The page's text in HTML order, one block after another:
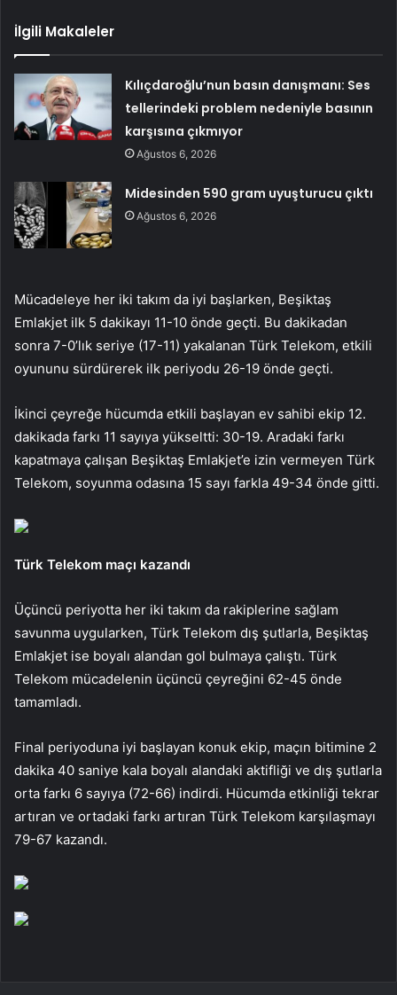
İlgili Makaleler
Kılıçdaroğlu’nun basın danışmanı: Ses
tellerindeki problem nedeniyle basının
karşısına çıkmıyor
Ağustos 6, 2026
Midesinden 590 gram uyuşturucu çıktı
Ağustos 6, 2026
Mücadeleye her iki takım da iyi başlarken, Beşiktaş
Emlakjet ilk 5 dakikayı 11-10 önde geçti. Bu dakikadan
sonra 7-0’lık seriye (17-11) yakalanan Türk Telekom, etkili
oyununu sürdürerek ilk periyodu 26-19 önde geçti.
İkinci çeyreğe hücumda etkili başlayan ev sahibi ekip 12.
dakikada farkı 11 sayıya yükseltti: 30-19. Aradaki farkı
kapatmaya çalışan Beşiktaş Emlakjet’e izin vermeyen Türk
Telekom, soyunma odasına 15 sayı farkla 49-34 önde gitti.
Türk Telekom maçı kazandı
Üçüncü periyotta her iki takım da rakiplerine sağlam
savunma uygularken, Türk Telekom dış şutlarla, Beşiktaş
Emlakjet ise boyalı alandan gol bulmaya çalıştı. Türk
Telekom mücadelenin üçüncü çeyreğini 62-45 önde
tamamladı.
Final periyoduna iyi başlayan konuk ekip, maçın bitimine 2
dakika 40 saniye kala boyalı alandaki aktifliği ve dış şutlarla
orta farkı 6 sayıya (72-66) indirdi. Hücumda etkinliği tekrar
artıran ve ortadaki farkı artıran Türk Telekom karşılaşmayı
79-67 kazandı.